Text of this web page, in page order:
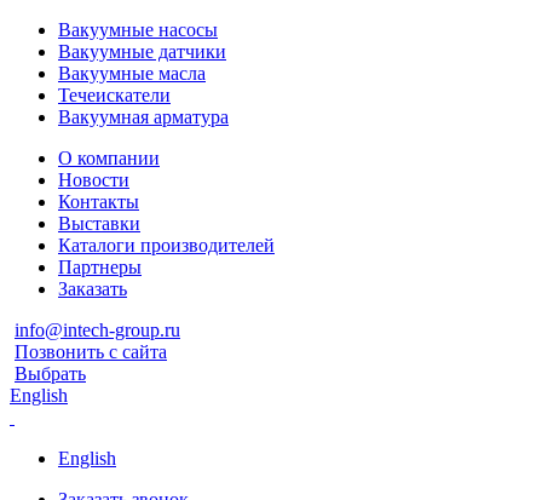
Вакуумные насосы
Вакуумные датчики
Вакуумные масла
Течеискатели
Вакуумная арматура
О компании
Новости
Контакты
Выставки
Каталоги производителей
Партнеры
Заказать
info@intech-group.ru
Позвонить с сайта
Выбрать
English
English